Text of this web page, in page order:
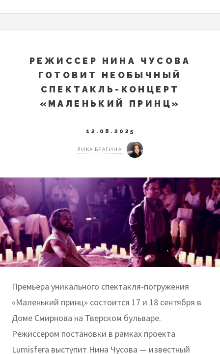
РЕЖИССЕР НИНА ЧУСОВА
ГОТОВИТ НЕОБЫЧНЫЙ
СПЕКТАКЛЬ-КОНЦЕРТ
«МАЛЕНЬКИЙ ПРИНЦ»
12.08.2025
ЛИКА БРАГИНА
Премьера уникального спектакля-погружения
«Маленький принц» состоится 17 и 18 сентября в
Доме Смирнова на Тверском бульваре.
Режиссером постановки в рамках проекта
Lumisfera выступит Нина Чусова — известный